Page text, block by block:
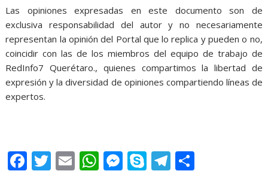
Las opiniones expresadas en este documento son de
exclusiva responsabilidad del autor y no necesariamente
representan la opinión del Portal que lo replica y pueden o no,
coincidir con las de los miembros del equipo de trabajo de
RedInfo7 Querétaro., quienes compartimos la libertad de
expresión y la diversidad de opiniones compartiendo líneas de
expertos.
F T E W M S T